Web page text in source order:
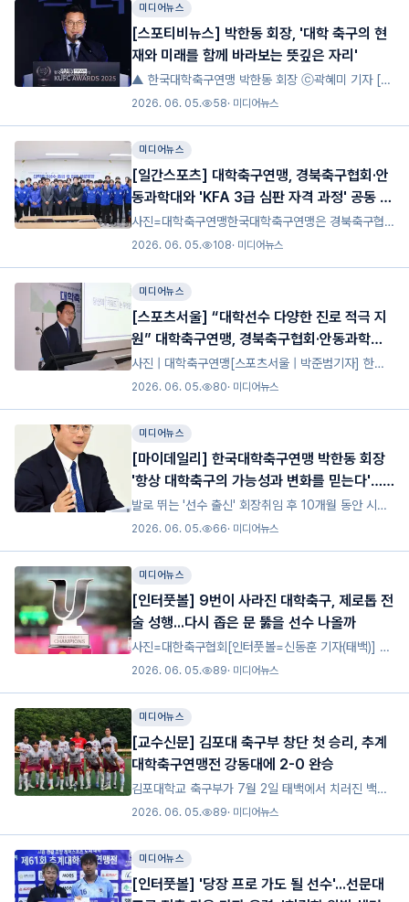
해의 감독
미디어뉴스
[스포티비뉴스] 박한동 회장, '대학 축구의 현
재와 미래를 함께 바라보는 뜻깊은 자리'
▲ 한국대학축구연맹 박한동 회장 ⓒ곽혜미 기자 [스
포티비뉴스=수원, 곽혜미 기자] 한국대학축구연맹이
진행했
2026. 06. 05. 58· 미디어뉴스
미디어뉴스
[일간스포츠] 대학축구연맹, 경북축구협회·안
동과학대와 'KFA 3급 심판 자격 과정' 공동 개
최
사진=대학축구연맹한국대학축구연맹은 경북축구협
회, 안동과학대학교와 함께 오는 12월 15일(월)부터
고 밝혔다.
2026. 06. 05. 108· 미디어뉴스
미디어뉴스
[스포츠서울] “대학선수 다양한 진로 적극 지
원” 대학축구연맹, 경북축구협회·안동과학대
와 함께 KFA 3급 축구심판 자격과정 개최
사진 | 대학축구연맹[스포츠서울 | 박준범기자] 한국
대학축구연맹이 ‘대한축구협회(KFA) 3급 축구심판 자
까지 안
2026. 06. 05. 80· 미디어뉴스
미디어뉴스
[마이데일리] 한국대학축구연맹 박한동 회장
'항상 대학축구의 가능성과 변화를 믿는다'…
10개월간 만든 '시스템의 시작'[MD인터뷰]
발로 뛰는 '선수 출신' 회장취임 후 10개월 동안 시스
템 변화 위해 부단한 노력한국대학축구연맹 박한동 회
자지난해
2026. 06. 05. 66· 미디어뉴스
미디어뉴스
[인터풋볼] 9번이 사라진 대학축구, 제로톱 전
술 성행...다시 좁은 문 뚫을 선수 나올까
사진=대한축구협회[인터풋볼=신동훈 기자(태백)] 대
학축구에 9번이 사라졌다는 평가가 나왔다. 제61회
다. 각기 다른
2026. 06. 05. 89· 미디어뉴스
미디어뉴스
[교수신문] 김포대 축구부 창단 첫 승리, 추계
대학축구연맹전 강동대에 2-0 완승
김포대학교 축구부가 7월 2일 태백에서 치러진 백두
대간기 제61회 추계대학축구연맹전 경기에서 승리하
원 3구장에
2026. 06. 05. 89· 미디어뉴스
미디어뉴스
[인터풋볼] '당장 프로 가도 될 선수'...선문대